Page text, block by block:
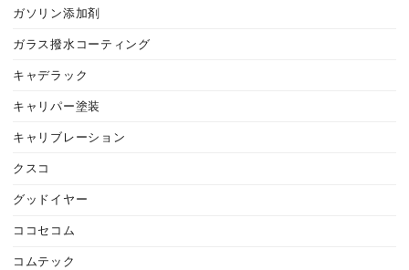
ガソリン添加剤
ガラス撥水コーティング
キャデラック
キャリパー塗装
キャリブレーション
クスコ
グッドイヤー
ココセコム
コムテック